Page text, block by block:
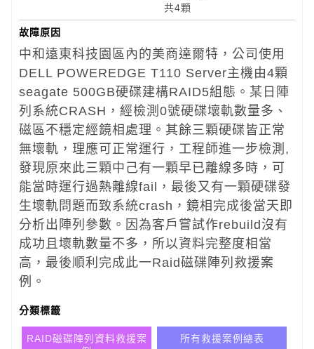
共4顆
故障原因
中和遠東科技園區內的美商達爾特，公司使用
DELL POWEREDGE T110 Server主機由4顆
seagate 500GB硬碟建構RAID5組態。某日陣
列系統CRASH，經檢測0號硬碟壞軌數量多、
磁區不穩定經鏡相處理。其餘三顆硬碟皆正常
無壞軌，理應可正常運行，工程師進一步檢測,
發現原來此三顆中己有一顆早已離線多時，可
能當時運行過熱離線fail，最後又有一顆硬碟發
生壞軌問題而致系統crash，鏡相完成後當天即
分析出陣列參數。因為客戶嘗試作rebuild沒有
成功且壞軌數量不多，所以資料完整度相當
高，最後順利完成此一Raid磁碟陣列救援案
例。
分類標籤
RAID磁碟陣列資料救援案
所有救援案例總表